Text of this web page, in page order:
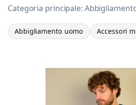
Categoria principale:
Abbigliamento uomo Accessori